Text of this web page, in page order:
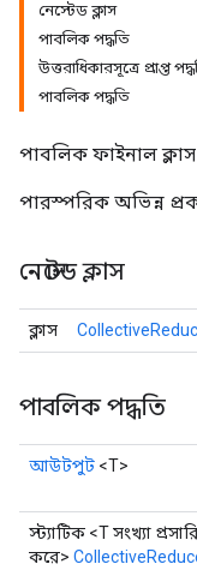
নেস্টেড ক্লাস
পাবলিক পদ্ধতি
উত্তরাধিকারসূত্রে প্রাপ্ত
পাবলিক পদ্ধতি
পাবলিক ফাইনাল ক্লাস
পারস্পরিক অভিন্ন
নেস্টেড ক্লাস
ক্লাস
পাবলিক পদ্ধতি
আউটপুট <T>
স্ট্যাটিক <T সংখ্যা
করে>